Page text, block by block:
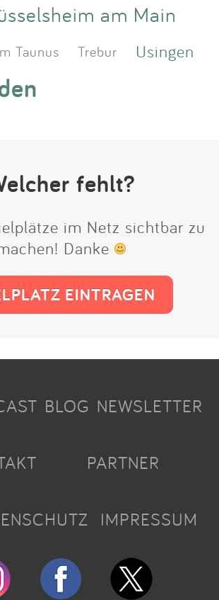
am Main
Taunus Trebur Usingen
fehlt?
im Netz sichtbar zu
Danke
EINTRAGEN
BLOG NEWSLETTER
PARTNER
IMPRESSUM